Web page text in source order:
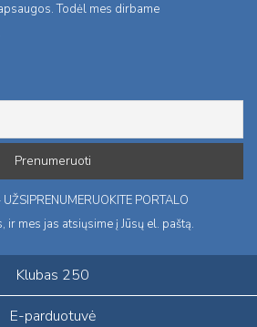
Todėl mes dirbame
PORTALO
ir mes jas atsiųsime į Jūsų el. paštą.
Klubas 250
E-parduotuvė